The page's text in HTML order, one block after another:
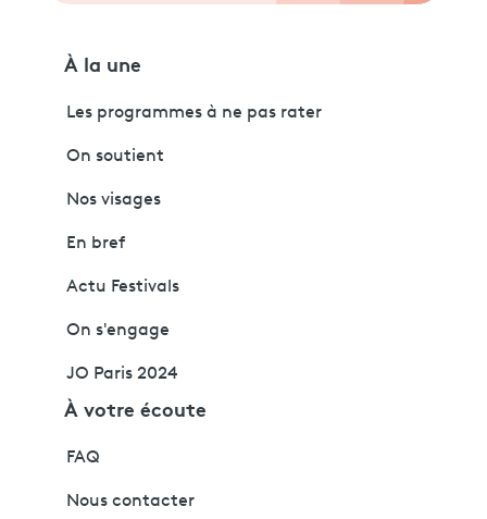
À la une
Les programmes à ne pas rater
On soutient
Nos visages
En bref
Actu Festivals
On s'engage
JO Paris 2024
À votre écoute
FAQ
Nous contacter